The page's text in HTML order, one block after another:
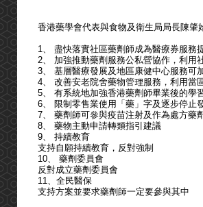
香港藥學會代表與食物及衛生局局長陳肇
1、 盡快落實社區藥劑師成為醫療券服務
2、 加強推動藥劑服務公私營協作，利用
3、 基層醫療發展及地區康健中心服務可
4、 改善安老院舍藥物管理服務，利用當
5、 有系統地加強香港藥劑師畢業後的學
6、 限制零售業使用「藥」字及逐步停止
7、 藥劑師可參與疫苗注射及作為處方藥
8、 藥物主動申請轉類指引建議
9、 持續教育
支持自願持續教育，反對強制
10、 藥劑委員會
反對成立藥劑委員會
11、全民醫保
支持方案並要求藥劑師一定要參與其中